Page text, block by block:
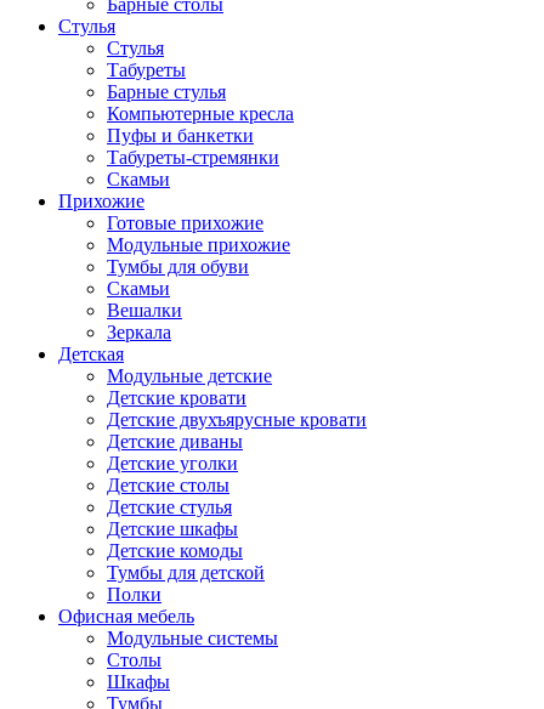
Барные столы
Стулья
Стулья
Табуреты
Барные стулья
Компьютерные кресла
Пуфы и банкетки
Табуреты-стремянки
Скамьи
Прихожие
Готовые прихожие
Модульные прихожие
Тумбы для обуви
Скамьи
Вешалки
Зеркала
Детская
Модульные детские
Детские кровати
Детские двухъярусные кровати
Детские диваны
Детские уголки
Детские столы
Детские стулья
Детские шкафы
Детские комоды
Тумбы для детской
Полки
Офисная мебель
Модульные системы
Столы
Шкафы
Тумбы